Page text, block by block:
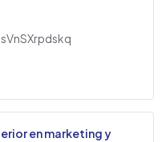
en marketing y